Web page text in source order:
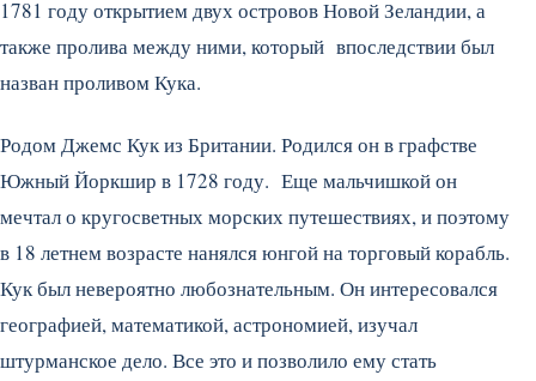
1781 году открытием двух островов Новой Зеландии, а
также пролива между ними, который впоследствии был
назван проливом Кука.
Родом Джемс Кук из Британии. Родился он в графстве
Южный Йоркшир в 1728 году. Еще мальчишкой он
мечтал о кругосветных морских путешествиях, и поэтому
в 18 летнем возрасте нанялся юнгой на торговый корабль.
Кук был невероятно любознательным. Он интересовался
географией, математикой, астрономией, изучал
штурманское дело. Все это и позволило ему стать